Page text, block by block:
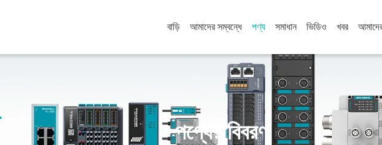
বাড়ি আমাদের সম্বন্ধে পণ্য সমাধান ভিডিও খবর
পণ্যের বিবরণ